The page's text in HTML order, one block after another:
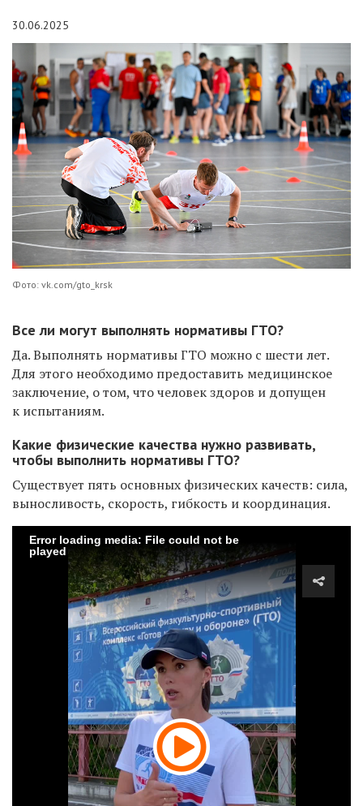
30.06.2025
Фото: vk.com/gto_krsk
Все ли могут выполнять нормативы ГТО?
Да. Выполнять нормативы ГТО можно с шести лет.
Для этого необходимо предоставить медицинское
заключение, о том, что человек здоров и допущен
к испытаниям.
Какие физические качества нужно развивать,
чтобы выполнить нормативы ГТО?
Существует пять основных физических качеств: сила,
выносливость, скорость, гибкость и координация.
Error loading media: File could not be
played